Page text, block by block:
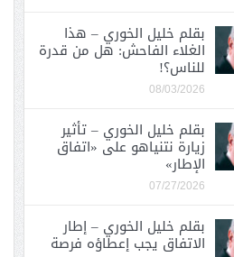
بقلم خليل الخوري – هذا
الغلاء الفاحش: هل من قدرة
للناس؟!
08/03/2026
بقلم خليل الخوري – تأثير
زيارة نتنياهو على «اتفاق
الإطار»
07/27/2026
بقلم خليل الخوري – إطار
الاتفاق يجب إعطاؤه فرصة